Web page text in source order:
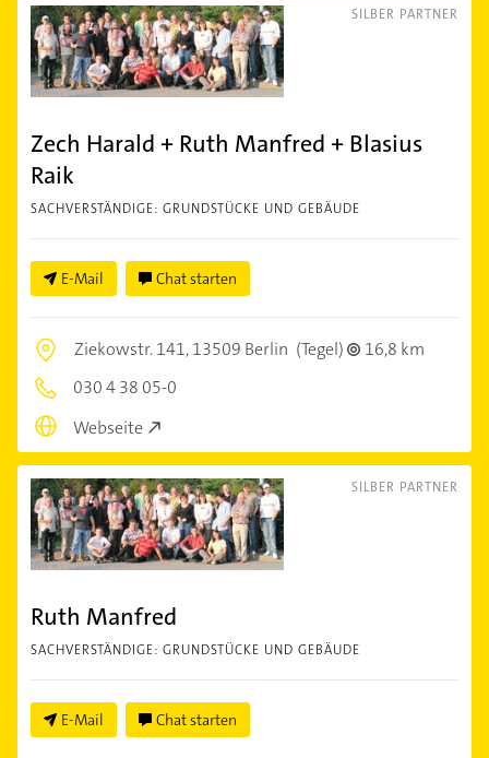
SILBER PARTNER
Zech Harald + Ruth Manfred + Blasius
Raik
SACHVERSTÄNDIGE: GRUNDSTÜCKE UND GEBÄUDE
E-Mail Chat starten
Ziekowstr. 141,13509 Berlin (Tegel)
16,8 km
030 4 38 05-0
Webseite
SILBER PARTNER
Ruth Manfred
SACHVERSTÄNDIGE: GRUNDSTÜCKE UND GEBÄUDE
E-Mail Chat starten